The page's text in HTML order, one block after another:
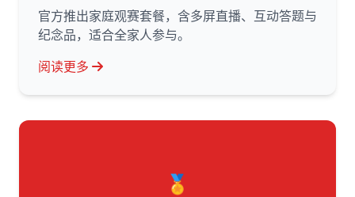
官方推出家庭观赛套餐，含多屏直播、互动答题与
纪念品，适合全家人参与。
阅读更多
🏅